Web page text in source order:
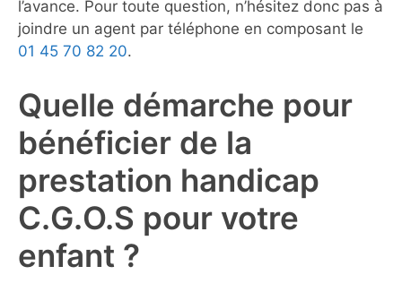
l’avance. Pour toute question, n’hésitez donc pas à
joindre un agent par téléphone en composant le
01 45 70 82 20.
Quelle démarche pour
bénéficier de la
prestation handicap
C.G.O.S pour votre
enfant ?